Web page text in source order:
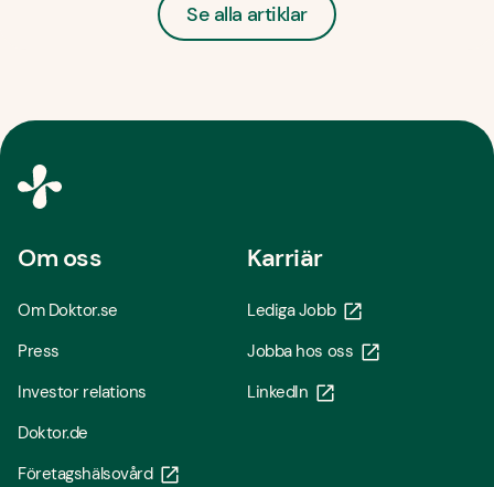
Se alla artiklar
Om oss
Om Doktor.se
Press
Investor relations
Doktor.de
Företagshälsovård
Karriär
Lediga Jobb
Jobba hos oss
LinkedIn